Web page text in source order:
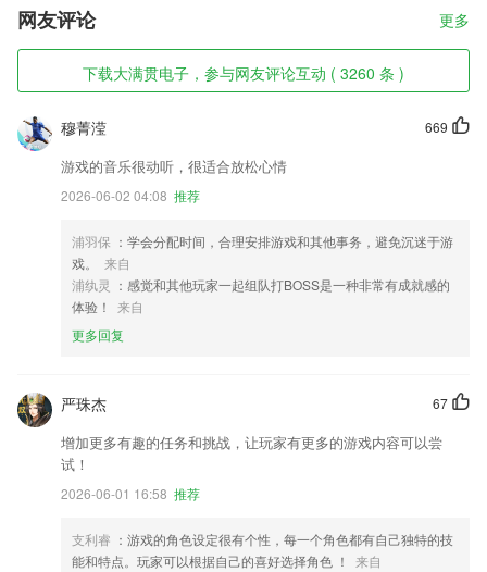
网友评论 更多
下载大满贯电子，参与网友评论互动 ( 3260 条 )
669
穆菁滢
游戏的音乐很动听，很适合放松心情
2026-06-02 04:08 推荐
浦羽保 ：学会分配时间，合理安排游戏和其他事务，避免沉迷于游
戏。
来自
浦纨灵 ：感觉和其他玩家一起组队打BOSS是一种非常有成就感的
体验！
来自
更多回复
67
严珠杰
增加更多有趣的任务和挑战，让玩家有更多的游戏内容可以尝
试！
2026-06-01 16:58 推荐
支利睿 ：游戏的角色设定很有个性，每一个角色都有自己独特的技
能和特点。玩家可以根据自己的喜好选择角色 ！
来自